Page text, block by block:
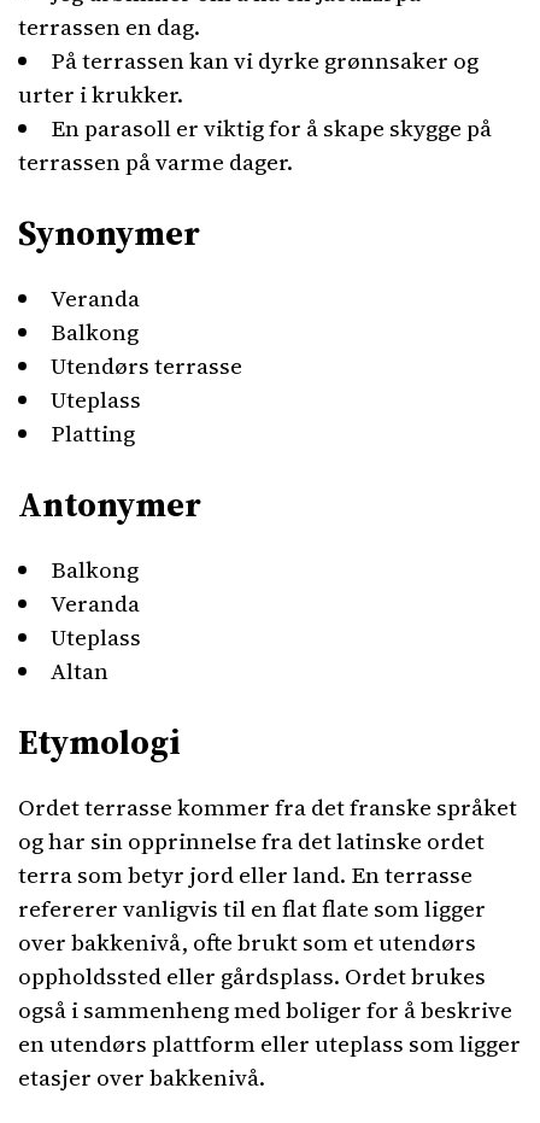
terrassen en dag.
På terrassen kan vi dyrke grønnsaker og
urter i krukker.
En parasoll er viktig for å skape skygge på
terrassen på varme dager.
Synonymer
Veranda
Balkong
Utendørs terrasse
Uteplass
Platting
Antonymer
Balkong
Veranda
Uteplass
Altan
Etymologi
Ordet terrasse kommer fra det franske språket
og har sin opprinnelse fra det latinske ordet
terra som betyr jord eller land. En terrasse
refererer vanligvis til en flat flate som ligger
over bakkenivå, ofte brukt som et utendørs
oppholdssted eller gårdsplass. Ordet brukes
også i sammenheng med boliger for å beskrive
en utendørs plattform eller uteplass som ligger
etasjer over bakkenivå.